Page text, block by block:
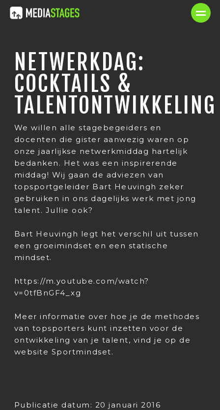
NETWERKDAG:
COCKTAILS &
TALENTONTWIKKELING
We willen alle stagebegeiders en
docenten die gister aanwezig waren op
onze jaarlijkse netwerkmiddag hartelijk
bedanken. Het was een inspirerende
middag! Wij gaan de adviezen van
topsportgeleider Bart Heuvingh zeker
gebruiken in ons dagelijks werk met jong
talent. Jullie ook?
Bart Heuvingh legt het verschil uit tussen
een groeimindset en een statische
mindset.
https://m.youtube.com/watch?
v=0tfBnGF4_xg
Meer informatie over hoe je de methodes
van topsporters kunt inzetten voor de
ontwikkeling van je talent, vind je op de
website Sportmindset.
Publicatie datum: 20 januari 2016